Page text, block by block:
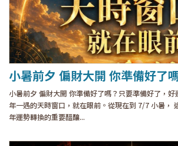
小暑前夕 偏財大開 你準備好了
小暑前夕 偏財大開 你準備好了嗎？只要準備好了，
年一遇的天時窗口，就在眼前。從現在到 7/7 小暑，
年運勢轉換的重要醞釀...